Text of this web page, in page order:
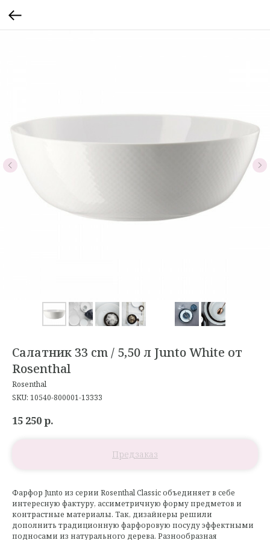
Салатник 33 cm / 5,50 л Junto White от
Rosenthal
Rosenthal
SKU: 10540-800001-13333
15 250р.
Фарфор Junto из серии Rosenthal Classic объединяет в себе
интересную фактуру, ассиметричную форму предметов и
контрастные материалы. Так, дизайнеры решили
дополнить традиционную фарфоровую посуду эффектными
подносами из натурального дерева. Разнообразная